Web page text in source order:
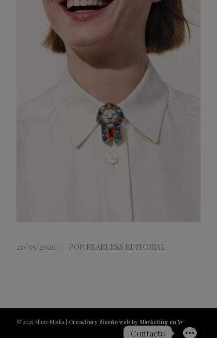
20/05/2026 POR FEARLESS EDITORIAL
© 2025 Allure Media | Creación y diseño web by Marketing en Vena
Contacto